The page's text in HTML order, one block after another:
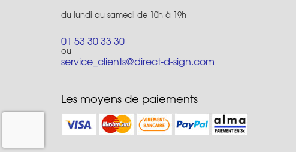
du lundi au samedi de 10h à 19h
01 53 30 33 30
ou
service_clients@direct-d-sign.com
Les moyens de paiements